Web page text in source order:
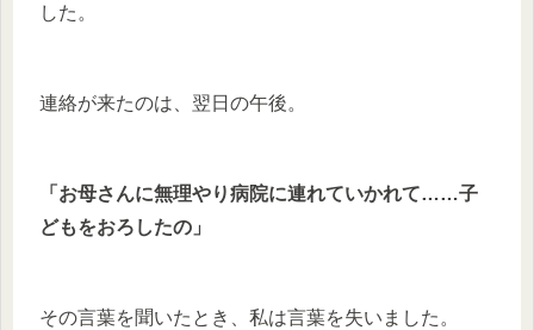
した。
連絡が来たのは、翌日の午後。
「お母さんに無理やり病院に連れていかれて……子
どもをおろしたの」
その言葉を聞いたとき、私は言葉を失いました。